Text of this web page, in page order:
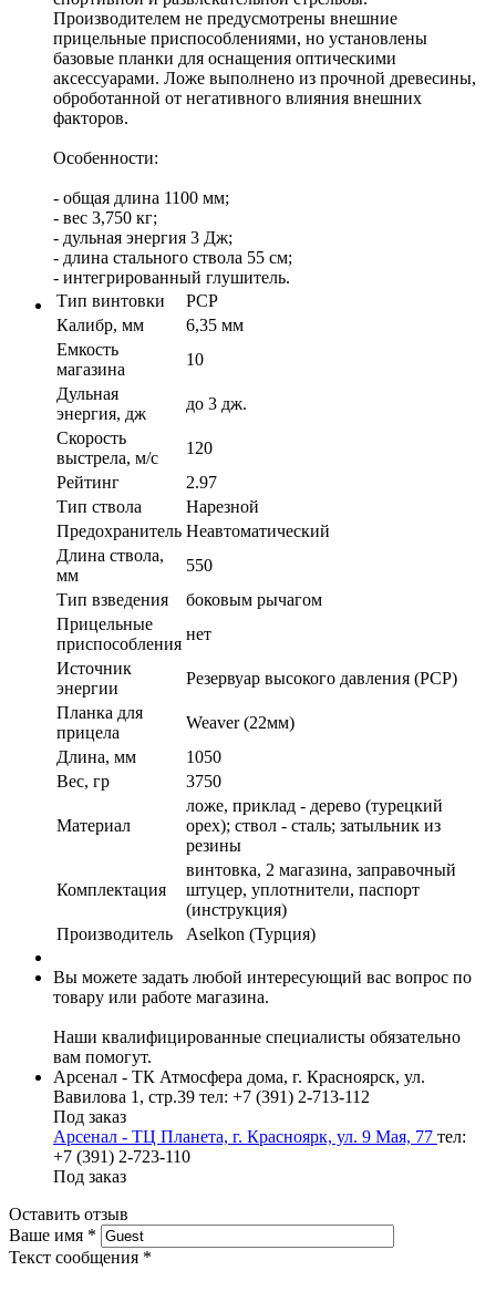
Производителем не предусмотрены внешние
прицельные приспособлениями, но установлены
базовые планки для оснащения оптическими
аксессуарами. Ложе выполнено из прочной древесины,
оброботанной от негативного влияния внешних
факторов.
Особенности:
- общая длина 1100 мм;
- вес 3,750 кг;
- дульная энергия 3 Дж;
- длина стального ствола 55 см;
- интегрированный глушитель.
Тип винтовки
PCP
Калибр, мм
6,35 мм
Емкость
магазина
10
Дульная
энергия, дж
до 3 дж.
Скорость
выстрела, м/с
120
Рейтинг
2.97
Тип ствола
Нарезной
Предохранитель Неавтоматический
Длина ствола,
мм
550
Тип взведения
боковым рычагом
Прицельные
приспособления
нет
Источник
энергии
Резервуар высокого давления (PCP)
Планка для
прицела
Weaver (22мм)
Длина, мм
1050
Вес, гр
3750
Материал
ложе, приклад - дерево (турецкий
орех); ствол - сталь; затыльник из
резины
Комплектация
винтовка, 2 магазина, заправочный
штуцер, уплотнители, паспорт
(инструкция)
Производитель
Aselkon (Турция)
Вы можете задать любой интересующий вас вопрос по
товару или работе магазина.
Наши квалифицированные специалисты обязательно
вам помогут.
Арсенал - ТК Атмосфера дома, г. Красноярск, ул.
Вавилова 1, стр.39 тел: +7 (391) 2-713-112
Под заказ
Арсенал - ТЦ Планета, г. Красноярк, ул. 9 Мая, 77 тел:
+7 (391) 2-723-110
Под заказ
Оставить отзыв
Ваше имя *
Текст сообщения *